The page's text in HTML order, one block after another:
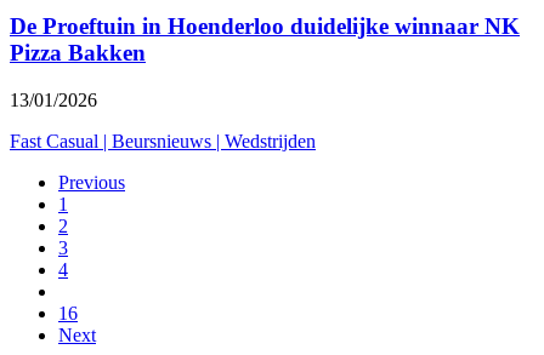
De Proeftuin in Hoenderloo duidelijke winnaar NK
Pizza Bakken
13/01/2026
Fast Casual | Beursnieuws | Wedstrijden
Previous
1
2
3
4
16
Next